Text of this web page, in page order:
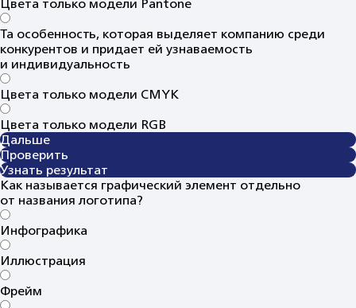
Та особенность, которая выделяет компанию среди
конкурентов и придает ей узнаваемость
и индивидуальность
Цвета только модели CMYK
Цвета только модели RGB
Дальше
Проверить
Узнать результат
Как называется графический элемент отдельно
от названия логотипа?
Инфографика
Иллюстрация
Фрейм